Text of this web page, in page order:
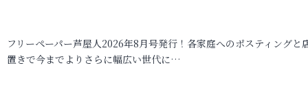
フリーペーパー芦屋人2026年8月号発行！各家庭へのポスティングと
置きで今までよりさらに幅広い世代に…